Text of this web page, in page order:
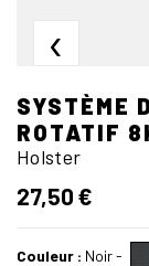
‹
SYSTÈME
ROTATIF
Holster
27,50 €
Couleur : Noir-